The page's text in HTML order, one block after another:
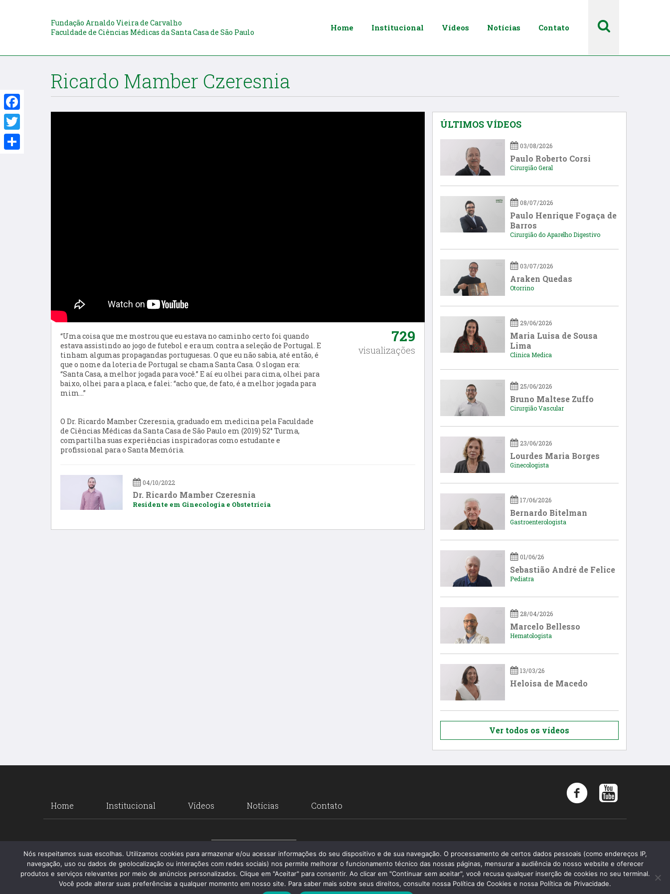
Fundação Arnaldo Vieira de Carvalho
Faculdade de Ciências Médicas da Santa Casa de São Paulo
Home Institucional Vídeos Notícias Contato
Ricardo Mamber Czeresnia
“Uma coisa que me mostrou que eu estava no caminho certo foi quando
estava assistindo ao jogo de futebol e era um contra a seleção de Portugal. E
tinham algumas propagandas portuguesas. O que eu não sabia, até então, é
que o nome da loteria de Portugal se chama Santa Casa. O slogan era:
“Santa Casa, a melhor jogada para você.” E aí eu olhei para cima, olhei para
baixo, olhei para a placa, e falei: “acho que, de fato, é a melhor jogada para
mim…”
O Dr. Ricardo Mamber Czeresnia, graduado em medicina pela Faculdade
de Ciências Médicas da Santa Casa de São Paulo em (2019) 52° Turma,
compartilha suas experiências inspiradoras como estudante e
profissional para o Santa Memória.
729
visualizações
04/10/2022
Dr. Ricardo Mamber Czeresnia
Residente em Ginecologia e Obstetrícia
ÚLTIMOS VÍDEOS
03/08/2026
Paulo Roberto Corsi
Cirurgião Geral
08/07/2026
Paulo Henrique Fogaça de
Barros
Cirurgião do Aparelho Digestivo
03/07/2026
Araken Quedas
Otorrino
29/06/2026
Maria Luisa de Sousa
Lima
Clinica Medica
25/06/2026
Bruno Maltese Zuffo
Cirurgião Vascular
23/06/2026
Lourdes Maria Borges
Ginecologista
17/06/2026
Bernardo Bitelman
Gastroenterologista
01/06/26
Sebastião André de Felice
Pediatra
28/04/2026
Marcelo Bellesso
Hematologista
13/03/26
Heloisa de Macedo
Ver todos os vídeos
Home Institucional Vídeos Notícias Contato
Santa Memória 2019 - Todos os direitos reservados
Faculdade de Ciências Médicas da Santa Casa de São Paulo
Fundação Arnaldo Vieira de Carvalho
Facebook
Twitter
Nós respeitamos suas escolhas. Utilizamos cookies para armazenar e/ou acessar informações do seu dispositivo e de sua navegação. O processamento de certos dados pessoais (como endereços IP,
navegação, uso ou dados de geolocalização ou interações com redes sociais) nos permite melhorar o funcionamento técnico das nossas páginas, mensurar a audiência do nosso website e oferecer
produtos e serviços relevantes por meio de anúncios personalizados. Clique em "Aceitar" para consentir. Ao clicar em "Continuar sem aceitar", você recusa qualquer inserção de cookies no seu terminal.
Você pode alterar suas preferências a qualquer momento em nosso site. Para saber mais sobre seus direitos, consulte nossa Política de Cookies e nossa Política de Privacidade.